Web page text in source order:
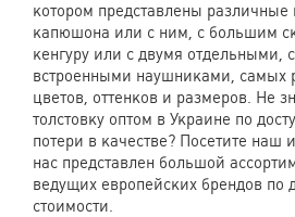
котором представлены различные
капюшона или с ним, с большим
кенгуру или с двумя отдельными,
встроенными наушниками, самых
цветов, оттенков и размеров. Не
толстовку оптом в Украине по
потери в качестве? Посетите наш
нас представлен большой
ведущих европейских брендов по
стоимости.